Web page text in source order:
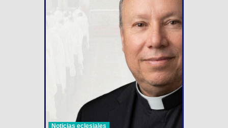
Noticias eclesiales